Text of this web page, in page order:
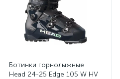
Ботинки горнолыжные
Head 24-25 Edge 105 W HV